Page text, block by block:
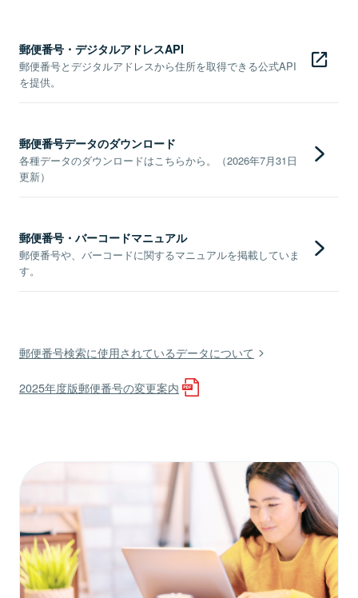
郵便番号・デジタルアドレスAPI
郵便番号とデジタルアドレスから住所を取得できる公式API
を提供。
郵便番号データのダウンロード
各種データのダウンロードはこちらから。（2026年7月31日
更新）
郵便番号・バーコードマニュアル
郵便番号や、バーコードに関するマニュアルを掲載していま
す。
郵便番号検索に使用されているデータについて
2025年度版郵便番号の変更案内